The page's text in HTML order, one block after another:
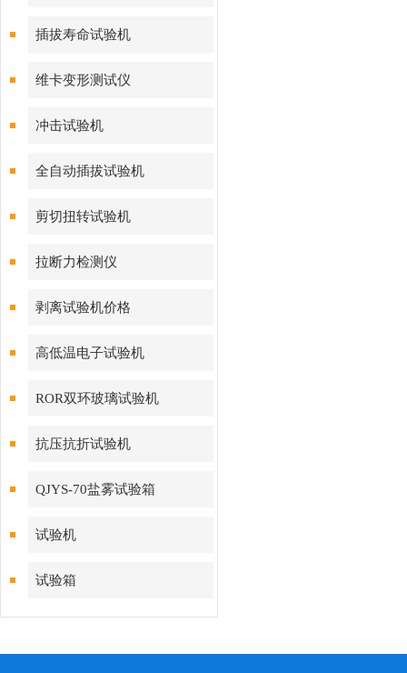
插拔寿命试验机
维卡变形测试仪
冲击试验机
全自动插拔试验机
剪切扭转试验机
拉断力检测仪
剥离试验机价格
高低温电子试验机
ROR双环玻璃试验机
抗压抗折试验机
QJYS-70盐雾试验箱
试验机
试验箱